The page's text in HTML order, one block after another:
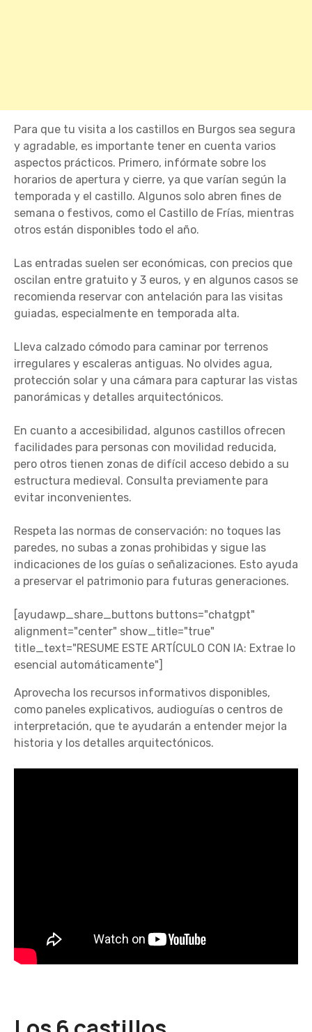
Para que tu visita a los castillos en Burgos sea segura
y agradable, es importante tener en cuenta varios
aspectos prácticos. Primero, infórmate sobre los
horarios de apertura y cierre, ya que varían según la
temporada y el castillo. Algunos solo abren fines de
semana o festivos, como el Castillo de Frías, mientras
otros están disponibles todo el año.
Las entradas suelen ser económicas, con precios que
oscilan entre gratuito y 3 euros, y en algunos casos se
recomienda reservar con antelación para las visitas
guiadas, especialmente en temporada alta.
Lleva calzado cómodo para caminar por terrenos
irregulares y escaleras antiguas. No olvides agua,
protección solar y una cámara para capturar las vistas
panorámicas y detalles arquitectónicos.
En cuanto a accesibilidad, algunos castillos ofrecen
facilidades para personas con movilidad reducida,
pero otros tienen zonas de difícil acceso debido a su
estructura medieval. Consulta previamente para
evitar inconvenientes.
Respeta las normas de conservación: no toques las
paredes, no subas a zonas prohibidas y sigue las
indicaciones de los guías o señalizaciones. Esto ayuda
a preservar el patrimonio para futuras generaciones.
[ayudawp_share_buttons buttons="chatgpt"
alignment="center" show_title="true"
title_text="RESUME ESTE ARTÍCULO CON IA: Extrae lo
esencial automáticamente"]
Aprovecha los recursos informativos disponibles,
como paneles explicativos, audioguías o centros de
interpretación, que te ayudarán a entender mejor la
historia y los detalles arquitectónicos.